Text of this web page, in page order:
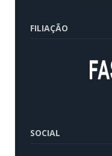
FILIAÇÃO
SOCIAL